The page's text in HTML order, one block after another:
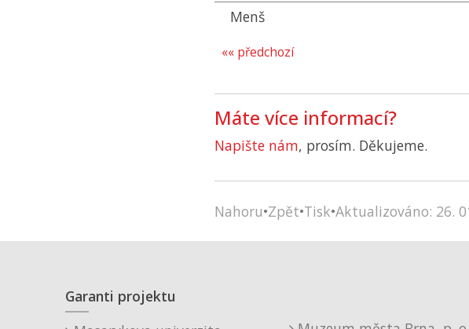
Menš
«« předchozí
Máte více informací?
Napište nám, prosím. Děkujeme.
Nahoru•Zpět•Tisk•Aktualizováno: 26.
Garanti projektu